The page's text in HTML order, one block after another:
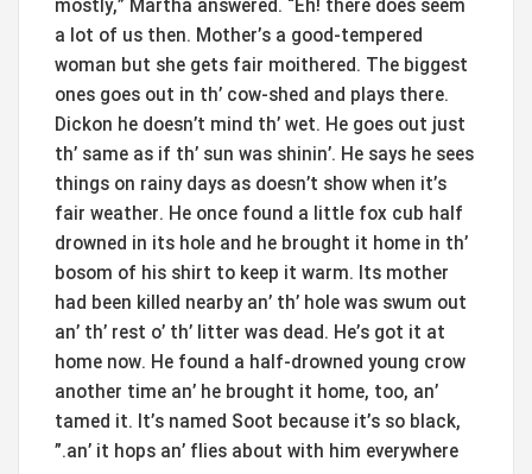
mostly,” Martha answered. “Eh! there does seem
a lot of us then. Mother’s a good-tempered
woman but she gets fair moithered. The biggest
ones goes out in th’ cow-shed and plays there.
Dickon he doesn’t mind th’ wet. He goes out just
th’ same as if th’ sun was shinin’. He says he sees
things on rainy days as doesn’t show when it’s
fair weather. He once found a little fox cub half
drowned in its hole and he brought it home in th’
bosom of his shirt to keep it warm. Its mother
had been killed nearby an’ th’ hole was swum out
an’ th’ rest o’ th’ litter was dead. He’s got it at
home now. He found a half-drowned young crow
another time an’ he brought it home, too, an’
tamed it. It’s named Soot because it’s so black,
an’ it hops an’ flies about with him everywhere.”